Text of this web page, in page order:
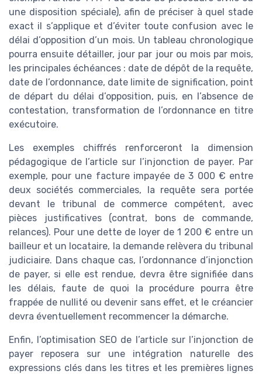
une disposition spéciale), afin de préciser à quel stade
exact il s’applique et d’éviter toute confusion avec le
délai d’opposition d’un mois. Un tableau chronologique
pourra ensuite détailler, jour par jour ou mois par mois,
les principales échéances : date de dépôt de la requête,
date de l’ordonnance, date limite de signification, point
de départ du délai d’opposition, puis, en l’absence de
contestation, transformation de l’ordonnance en titre
exécutoire.
Les exemples chiffrés renforceront la dimension
pédagogique de l’article sur l’injonction de payer. Par
exemple, pour une facture impayée de 3 000 € entre
deux sociétés commerciales, la requête sera portée
devant le tribunal de commerce compétent, avec
pièces justificatives (contrat, bons de commande,
relances). Pour une dette de loyer de 1 200 € entre un
bailleur et un locataire, la demande relèvera du tribunal
judiciaire. Dans chaque cas, l’ordonnance d’injonction
de payer, si elle est rendue, devra être signifiée dans
les délais, faute de quoi la procédure pourra être
frappée de nullité ou devenir sans effet, et le créancier
devra éventuellement recommencer la démarche.
Enfin, l’optimisation SEO de l’article sur l’injonction de
payer reposera sur une intégration naturelle des
expressions clés dans les titres et les premières lignes